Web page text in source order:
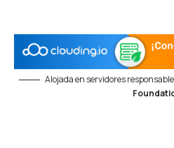
Alojada en servidores